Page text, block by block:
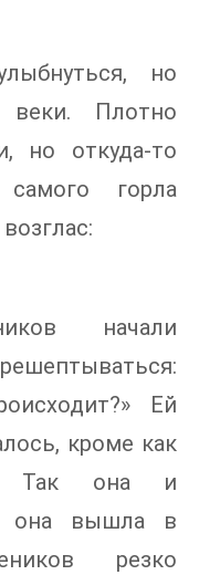
но
веки. Плотно
но откуда-то
горла
начали
Ей
кроме как
Так она и
она вышла в
резко